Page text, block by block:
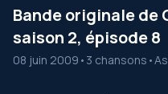
Bande originale de
saison 2, épisode 8
08 juin 2009 • 3 chansons •